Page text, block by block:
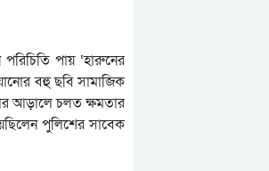
পায় ‘হারুনের
বহু ছবি সামাজিক
আড়ালে চলত ক্ষমতার
পুলিশের সাবেক